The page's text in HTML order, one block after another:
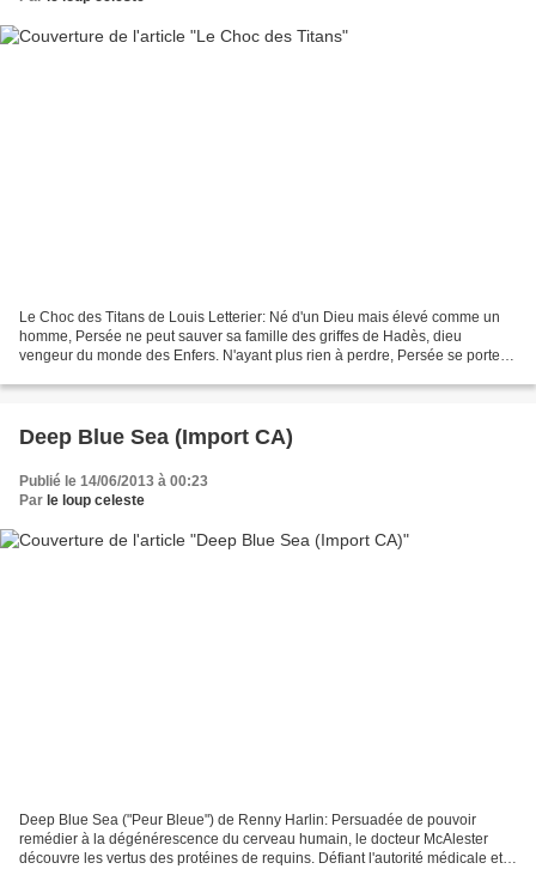
Le Choc des Titans de Louis Letterier: Né d'un Dieu mais élevé comme un
homme, Persée ne peut sauver sa famille des griffes de Hadès, dieu
vengeur du monde des Enfers. N'ayant plus rien à perdre, Persée se porte
Deep Blue Sea (Import CA)
Publié le 14/06/2013 à 00:23
Par le loup celeste
Deep Blue Sea ("Peur Bleue") de Renny Harlin: Persuadée de pouvoir
remédier à la dégénérescence du cerveau humain, le docteur McAlester
découvre les vertus des protéines de requins. Défiant l'autorité médicale et